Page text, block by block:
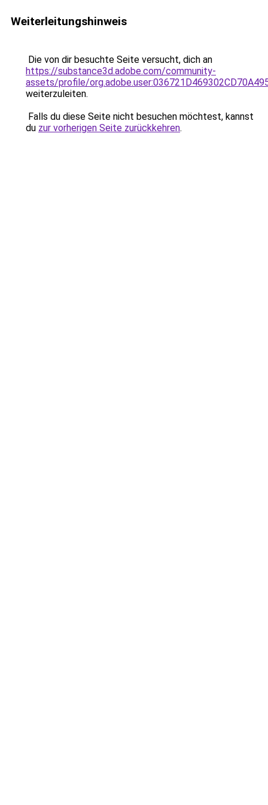
Weiterleitungshinweis
Die von dir besuchte Seite versucht, dich an
https://substance3d.adobe.com/community-
assets/profile/
weiterzuleiten.
Falls du diese Seite nicht besuchen möchtest, kannst
du zur vorherigen Seite zurückkehren.